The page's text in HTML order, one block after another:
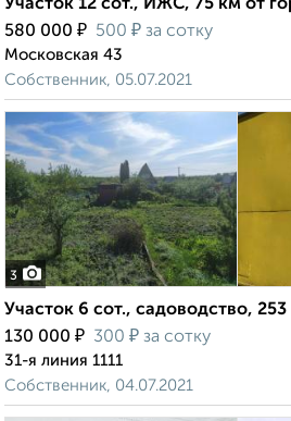
Участок 12 сот., ИЖС, 75 км от
580 000 ₽ 500 ₽ за сотку
Московская 43
Собственник, 05.07.2021
3
Участок 6 сот., садоводство,
130 000 ₽ 300 ₽ за сотку
31-я линия 1111
Собственник, 04.07.2021